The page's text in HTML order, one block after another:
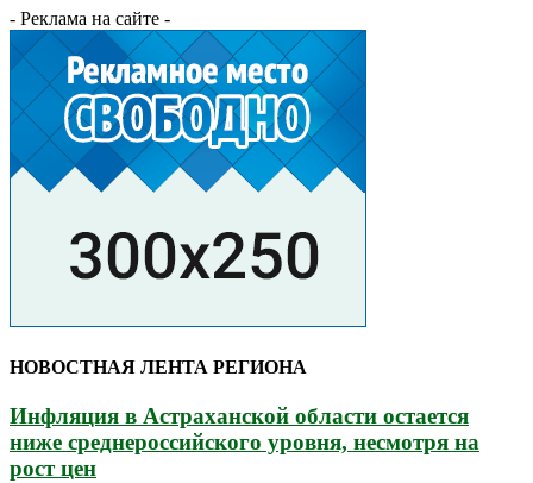
- Реклама на сайте -
НОВОСТНАЯ ЛЕНТА РЕГИОНА
Инфляция в Астраханской области остается
ниже среднероссийского уровня, несмотря на
рост цен